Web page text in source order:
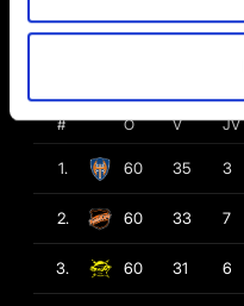
TILASTOIHIN
# O V JV
1. 60 35 3
2. 60 33 7
3. 60 31 6